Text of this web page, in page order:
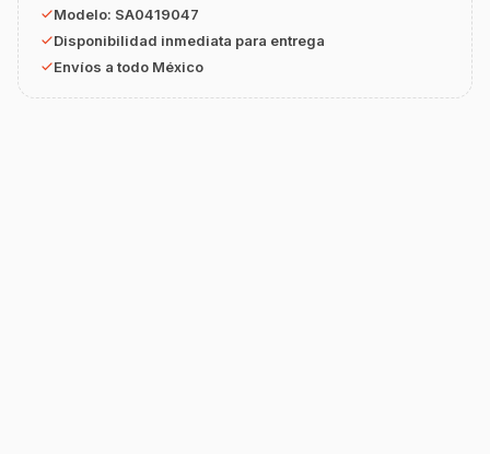
Modelo: SA0419047
Disponibilidad inmediata para entrega
Envíos a todo México